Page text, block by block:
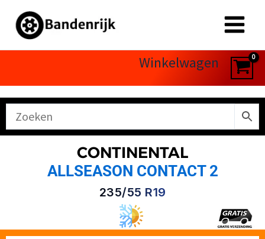
naar
Winkelwagen
CONTINENTAL
ALLSEASON CONTACT 2
235/55 R19